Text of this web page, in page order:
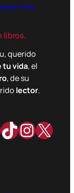
para saber
libros.
querido
tu vida, el
, de su
lector.
TikTok
X